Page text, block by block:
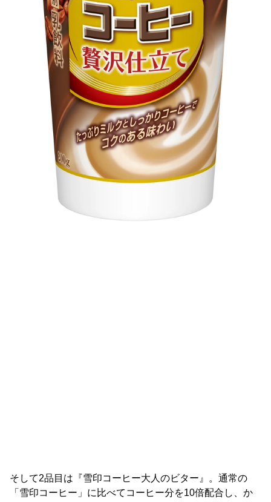
そして2品目は『雪印コーヒー大人のビター』。通常の
「雪印コーヒー」に比べてコーヒー分を10倍配合し、か